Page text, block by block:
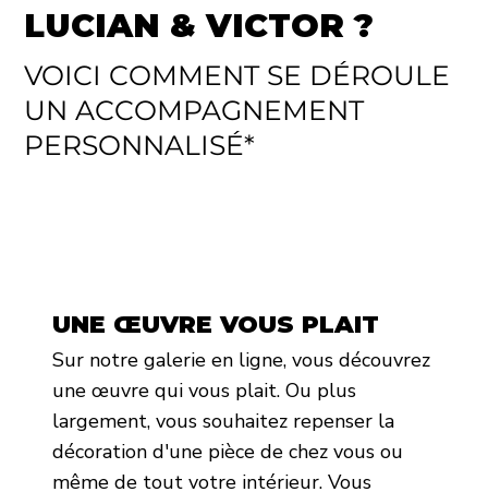
LUCIAN & VICTOR ?
VOICI COMMENT SE DÉROULE
UN ACCOMPAGNEMENT
PERSONNALISÉ*
UNE ŒUVRE VOUS PLAIT
Sur notre galerie en ligne, vous découvrez
une œuvre qui vous plait. Ou plus
largement, vous souhaitez repenser la
décoration d'une pièce de chez vous ou
même de tout votre intérieur. Vous